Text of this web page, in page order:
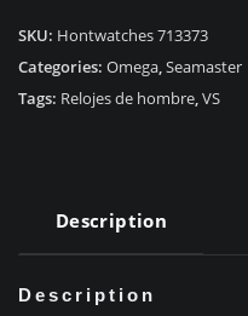
RÃ©plica
Omega
ESPECTRO
SKU: Hontwatches 713373
Categories: Omega,Seamaster
Tags: Relojes de hombre,VS
Description
Description